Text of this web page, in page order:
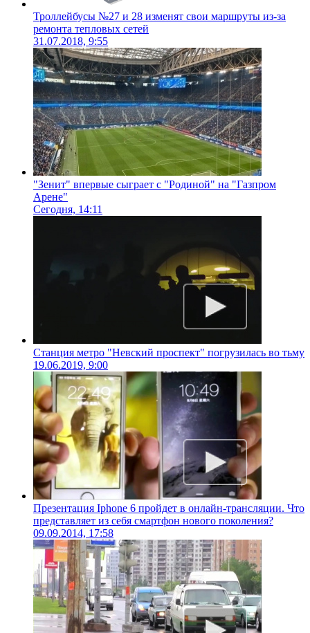
Троллейбусы №27 и 28 изменят свои маршруты из-за
ремонта тепловых сетей
31.07.2018, 9:55
"Зенит" впервые сыграет с "Родиной" на "Газпром
Арене"
Сегодня, 14:11
Станция метро "Невский проспект" погрузилась во тьму
19.06.2019, 9:00
Презентация Iphone 6 пройдет в онлайн-трансляции. Что
представляет из себя смартфон нового поколения?
09.09.2014, 17:58